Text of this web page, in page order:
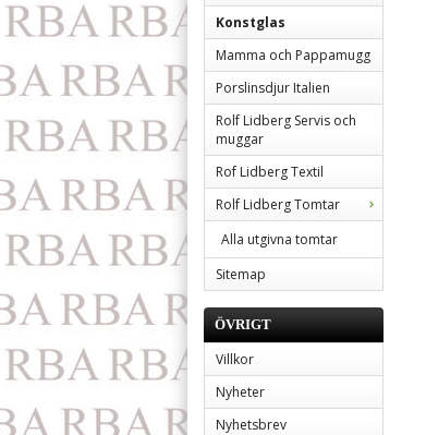
Konstglas
Mamma och Pappamugg
Porslinsdjur Italien
Rolf Lidberg Servis och
muggar
Rof Lidberg Textil
Rolf Lidberg Tomtar
Alla utgivna tomtar
Sitemap
ÖVRIGT
Villkor
Nyheter
Nyhetsbrev